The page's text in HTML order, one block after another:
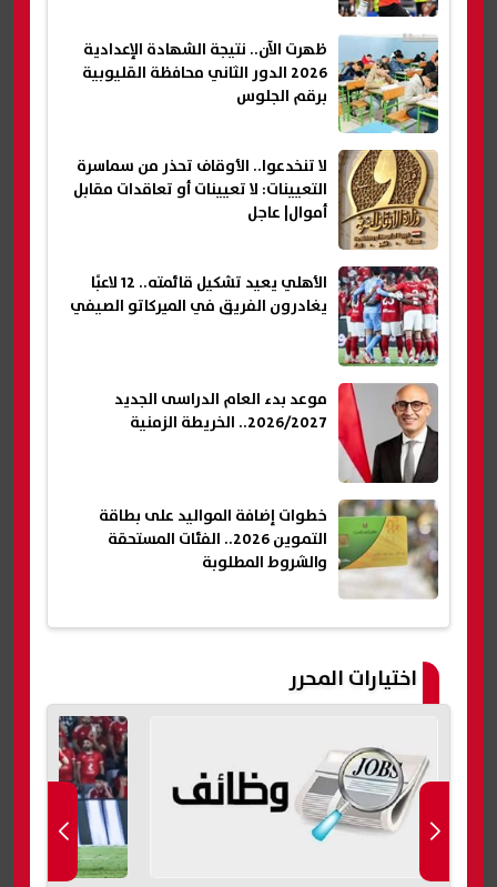
ظهرت الآن.. نتيجة الشهادة الإعدادية
2026 الدور الثاني محافظة القليوبية
برقم الجلوس
لا تنخدعوا.. الأوقاف تحذر من سماسرة
التعيينات: لا تعيينات أو تعاقدات مقابل
أموال| عاجل
الأهلي يعيد تشكيل قائمته.. 12 لاعبًا
يغادرون الفريق في الميركاتو الصيفي
موعد بدء العام الدراسى الجديد
2026/2027.. الخريطة الزمنية
خطوات إضافة المواليد على بطاقة
التموين 2026.. الفئات المستحقة
والشروط المطلوبة
اختيارات المحرر